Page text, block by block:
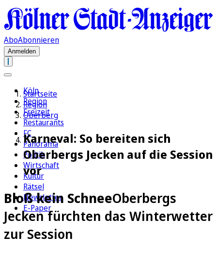
AboAbonnieren
Anmelden
Köln
Region
Freizeit
Restaurants
FC
Panorama
Politik
Wirtschaft
Kultur
Rätsel
Newsletter
E-Paper
Startseite
Region
Oberberg
Karneval: So bereiten sich
Oberbergs Jecken auf die Session
vor
Bloß kein SchneeOberbergs
Jecken fürchten das Winterwetter
zur Session